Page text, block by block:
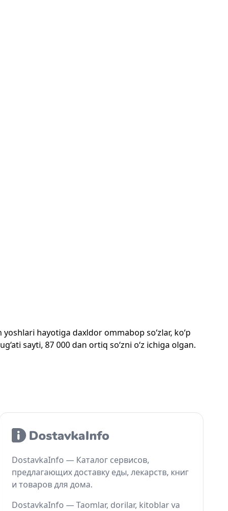
hayotiga daxldor ommabop so‘zlar, ko‘p
sayti, 87 000 dan ortiq so‘zni o‘z ichiga olgan.
DostavkaInfo — Каталог сервисов,
предлагающих доставку еды, лекарств, книг
и товаров для дома.
DostavkaInfo — Taomlar, dorilar, kitoblar va